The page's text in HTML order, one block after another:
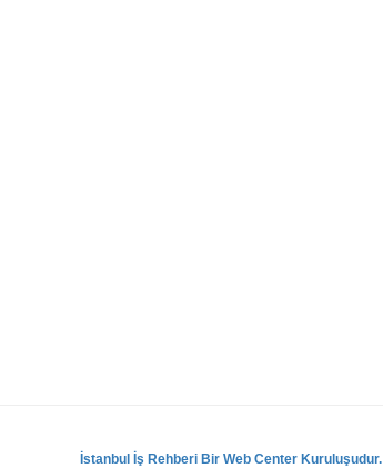
İstanbul İş Rehberi Bir Web Center Kuruluşudur.